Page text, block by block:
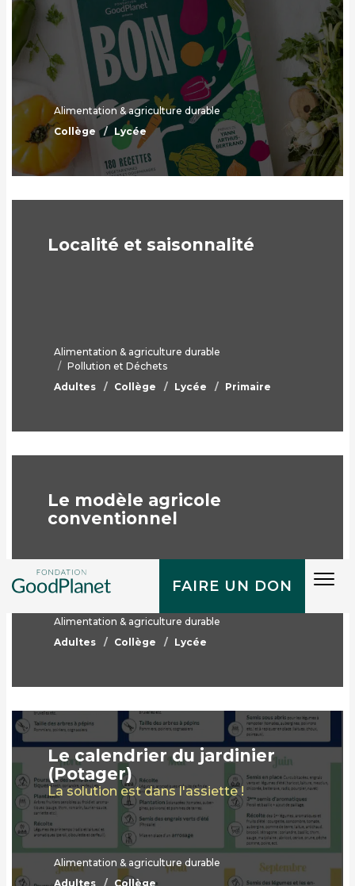
FAIRE UN DON
Alimentation & agriculture durable
Collège
Lycée
Localité et saisonnalité
Alimentation & agriculture durable
Pollution et Déchets
Adultes
Collège Lycée Primaire
Le modèle agricole
conventionnel
Alimentation & agriculture durable
Adultes
Collège Lycée
Le calendrier du jardinier
(Potager)
La solution est dans l'assiette !
Alimentation & agriculture durable
Adultes
Collège